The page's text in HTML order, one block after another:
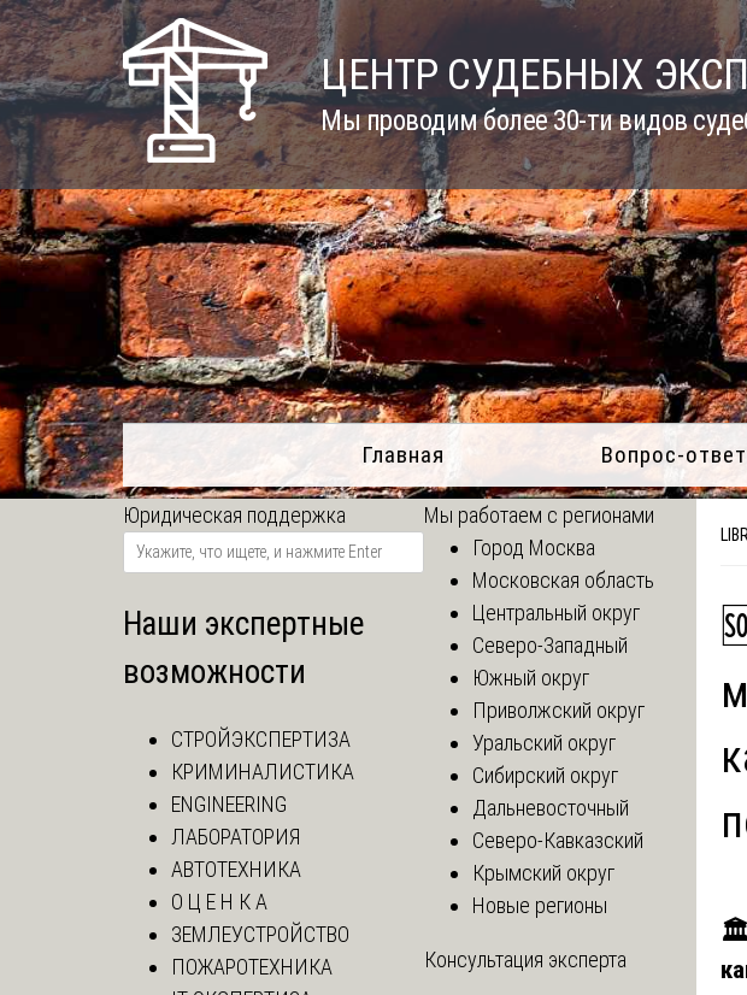
Skip
to
content
ЦЕНТР СУДЕБНЫХ
Мы проводим более 30-ти видов
Главная Вопрос-ответ
🏛️
Юридическая поддержка
Наши экспертные
возможности
СТРОЙЭКСПЕРТИЗА
КРИМИНАЛИСТИКА
ENGINEERING
ЛАБОРАТОРИЯ
АВТОТЕХНИКА
О Ц Е Н К А
ЗЕМЛЕУСТРОЙСТВО
ПОЖАРОТЕХНИКА
Мы работаем с регионами
Город Москва
Московская область
Центральный округ
Северо-Западный
Южный округ
Приволжский округ
Уральский округ
Сибирский округ
Дальневосточный
Северо-Кавказский
Крымский округ
Новые регионы
Консультация эксперта